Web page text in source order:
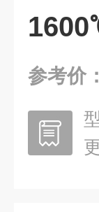
参考价：